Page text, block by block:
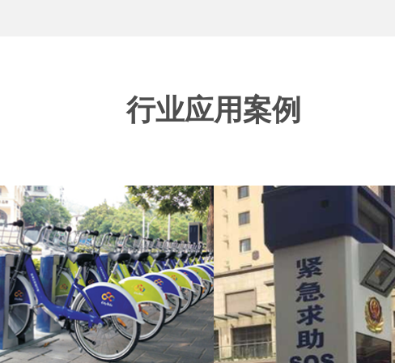
行业应用案例
公共自行车投放 公共报警点